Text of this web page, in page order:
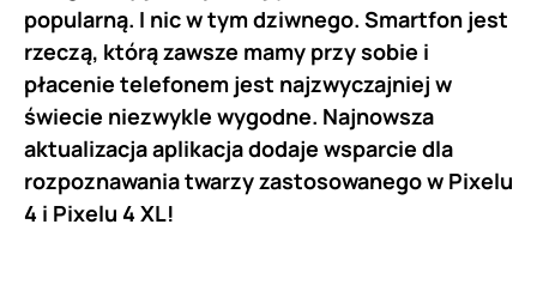
popularną. I nic w tym dziwnego. Smartfon jest
rzeczą, którą zawsze mamy przy sobie i
płacenie telefonem jest najzwyczajniej w
świecie niezwykle wygodne. Najnowsza
aktualizacja aplikacja dodaje wsparcie dla
rozpoznawania twarzy zastosowanego w Pixelu
4 i Pixelu 4 XL!